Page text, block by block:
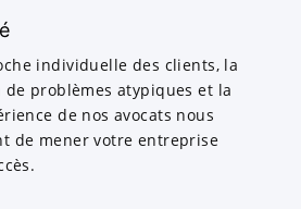
individuelle des clients, la
de problèmes atypiques et la
de nos avocats nous
de mener votre entreprise